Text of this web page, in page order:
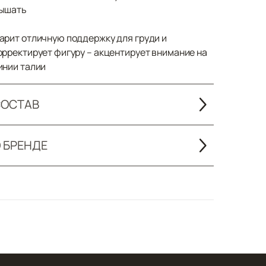
отличную поддержку для груди и
фигуру – акцентирует внимание на
талии
БРЕНДЕ